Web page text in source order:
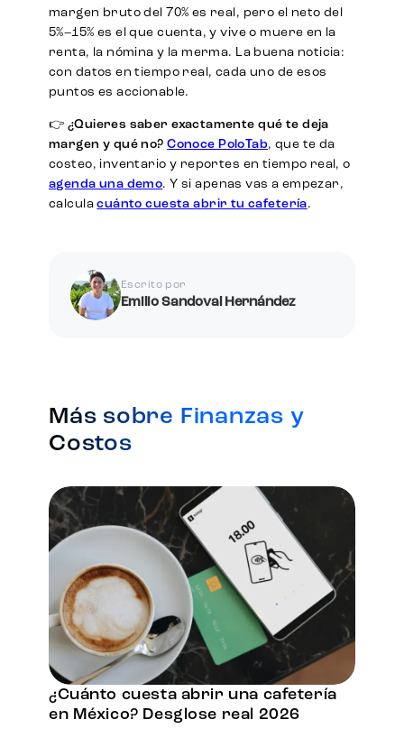
margen bruto del 70% es real, pero el neto del
5%–15% es el que cuenta, y vive o muere en la
renta, la nómina y la merma. La buena noticia:
con datos en tiempo real, cada uno de esos
puntos es accionable.
👉 ¿Quieres saber exactamente qué te deja
margen y qué no? Conoce PoloTab, que te da
costeo, inventario y reportes en tiempo real, o
agenda una demo. Y si apenas vas a empezar,
calculacuánto cuesta abrir tu cafetería.
Escrito por
Emilio Sandoval Hernández
Más sobre Finanzas y
Costos
¿Cuánto cuesta abrir una cafetería
en México? Desglose real 2026